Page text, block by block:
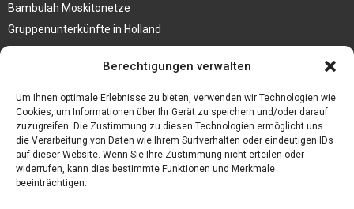
Berechtigungen verwalten
Um Ihnen optimale Erlebnisse zu bieten, verwenden wir Technologien wie
Cookies, um Informationen über Ihr Gerät zu speichern und/oder darauf
zuzugreifen. Die Zustimmung zu diesen Technologien ermöglicht uns
die Verarbeitung von Daten wie Ihrem Surfverhalten oder eindeutigen IDs
auf dieser Website. Wenn Sie Ihre Zustimmung nicht erteilen oder
widerrufen, kann dies bestimmte Funktionen und Merkmale
beeinträchtigen.
Bambulah Moskitonetze
Gruppenunterkünfte in Holland
Jutebeutel kaufen und ihre Strapazierfähigkeit nutzen
Personalhandbuch
10 Tipps um einen guten Eindruck zu machen
Sahnemaschine